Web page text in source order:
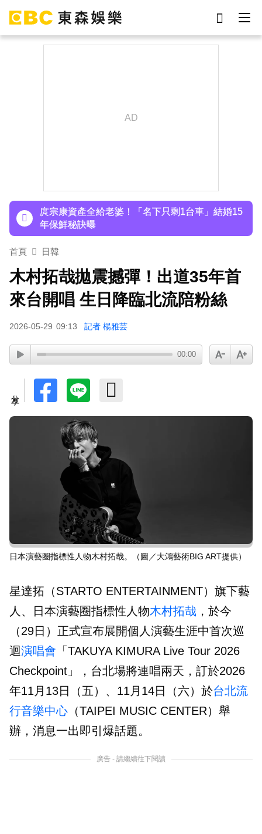
人無奈回應
庹宗康資產全給老婆！「名下只剩1台車」結婚15
年保鮮秘訣曝
百萬網紅失蹤3年遇害！遭閨密設局赴菲「綁架撕
下載東森App，隨時掌握天下大小事！
人無奈回應
首頁 日韓
木村拓哉拋震撼彈！出道35年首
來台開唱 生日降臨北流陪粉絲
2026-05-29 09:13 記者 楊雅芸
00:00
日本演藝圈指標性人物木村拓哉。（圖／大鴻藝術BIG ART提供）
星達拓（STARTO ENTERTAINMENT）旗下藝
人、日本演藝圈指標性人物木村拓哉 ，於今
（29日）正式宣布展開個人演藝生涯中首次巡
迴演唱會 「TAKUYA KIMURA Live Tour 2026
Checkpoint」，台北場將連唱兩天，訂於2026
年11月13日（五）、11月14日（六）於台北流
行音樂中心 （TAIPEI MUSIC CENTER）舉
辦，消息一出即引爆話題。
廣告 - 請繼續往下閱讀